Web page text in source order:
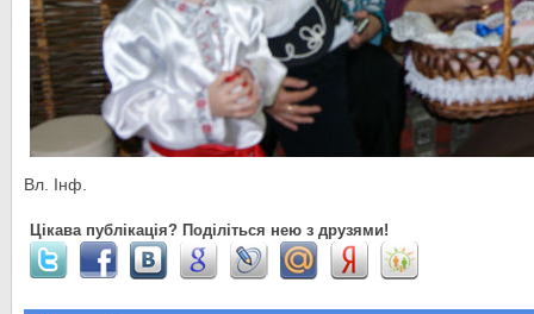
Вл. Інф.
Цікава публікація? Поділіться нею з друзями!